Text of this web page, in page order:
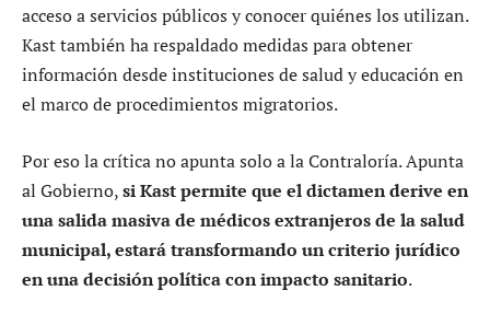
acceso a servicios públicos y conocer quiénes los utilizan.
Kast también ha respaldado medidas para obtener
información desde instituciones de salud y educación en
el marco de procedimientos migratorios.
Por eso la crítica no apunta solo a la Contraloría. Apunta
al Gobierno,si Kast permite que el dictamen derive en
una salida masiva de médicos extranjeros de la salud
municipal, estará transformando un criterio jurídico
en una decisión política con impacto sanitario.